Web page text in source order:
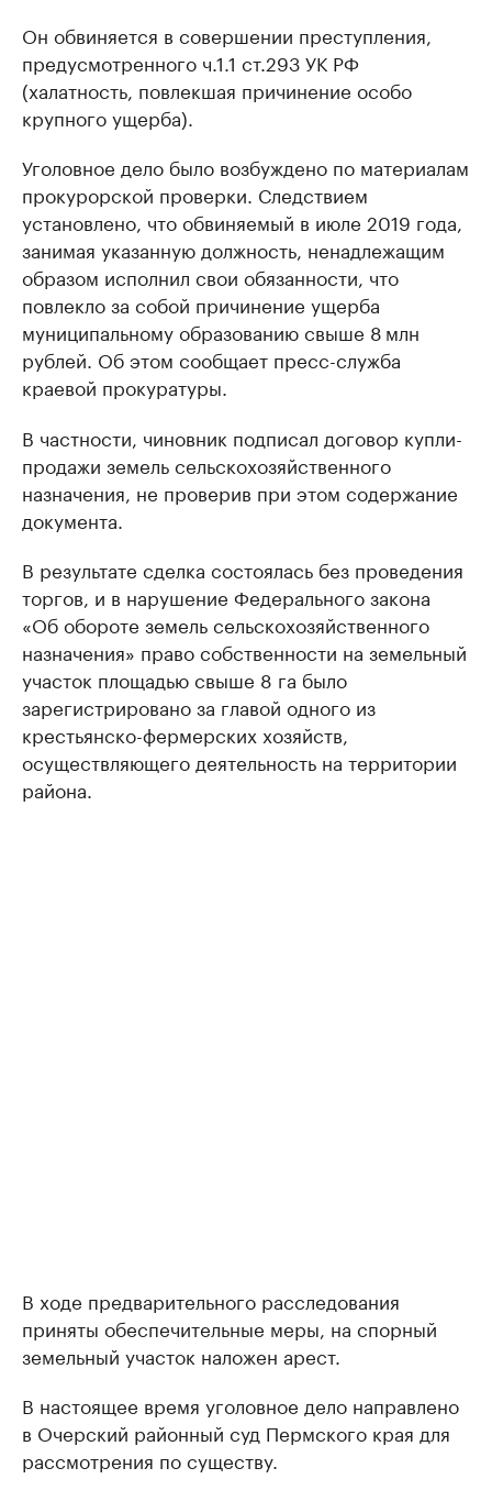
Он обвиняется в совершении преступления,
предусмотренного ч.1.1 ст.293 УК РФ
(халатность, повлекшая причинение особо
крупного ущерба).
Уголовное дело было возбуждено по материалам
прокурорской проверки. Следствием
установлено, что обвиняемый в июле 2019 года,
занимая указанную должность, ненадлежащим
образом исполнил свои обязанности, что
повлекло за собой причинение ущерба
муниципальному образованию свыше 8 млн
рублей. Об этом сообщает пресс-служба
краевой прокуратуры.
В частности, чиновник подписал договор купли-
продажи земель сельскохозяйственного
назначения, не проверив при этом содержание
документа.
В результате сделка состоялась без проведения
торгов, и в нарушение Федерального закона
«Об обороте земель сельскохозяйственного
назначения» право собственности на земельный
участок площадью свыше 8 га было
зарегистрировано за главой одного из
крестьянско-фермерских хозяйств,
осуществляющего деятельность на территории
района.
В ходе предварительного расследования
приняты обеспечительные меры, на спорный
земельный участок наложен арест.
В настоящее время уголовное дело направлено
в Очерский районный суд Пермского края для
рассмотрения по существу.